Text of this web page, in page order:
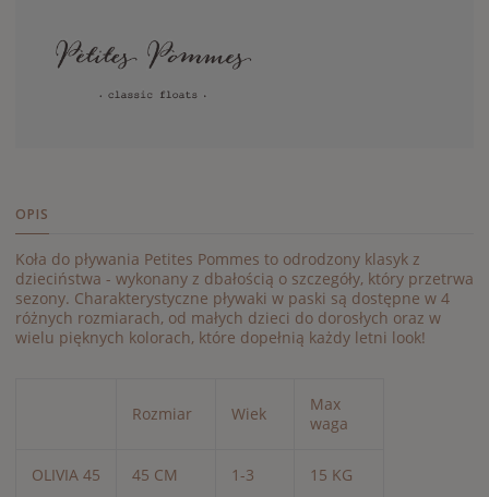
OPIS
Koła do pływania Petites Pommes to odrodzony klasyk z
dzieciństwa - wykonany z dbałością o szczegóły, który przetrwa
sezony. Charakterystyczne pływaki w paski są dostępne w 4
różnych rozmiarach, od małych dzieci do dorosłych oraz w
wielu pięknych kolorach, które dopełnią każdy letni look!
Rozmiar Wiek
Max
waga
OLIVIA 45 45 CM 1-3 15 KG